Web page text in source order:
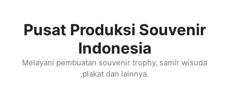
Pusat Produksi Souvenir
Indonesia
Melayani pembuatan souvenir trophy, samir wisuda
,plakat dan lainnya.